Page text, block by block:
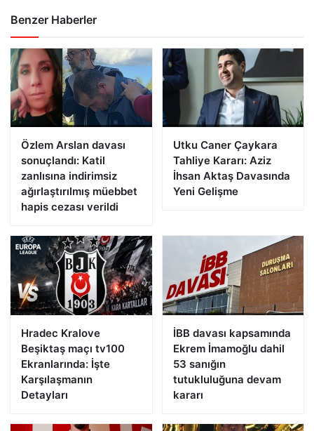
Benzer Haberler
Özlem Arslan davası
sonuçlandı: Katil
zanlısına indirimsiz
ağırlaştırılmış müebbet
hapis cezası verildi
Utku Caner Çaykara
Tahliye Kararı: Aziz
İhsan Aktaş Davasında
Yeni Gelişme
Hradec Kralove
Beşiktaş maçı tv100
Ekranlarında: İşte
Karşılaşmanın
Detayları
İBB davası kapsamında
Ekrem İmamoğlu dahil
53 sanığın
tutukluluğuna devam
kararı